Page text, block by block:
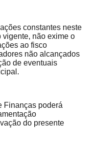
constantes neste
vigente, não exime o
ao fisco
não alcançados
de eventuais
Finanças poderá
do presente